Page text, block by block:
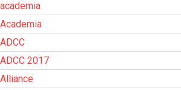
academia
Academia
ADCC
ADCC 2017
Alliance